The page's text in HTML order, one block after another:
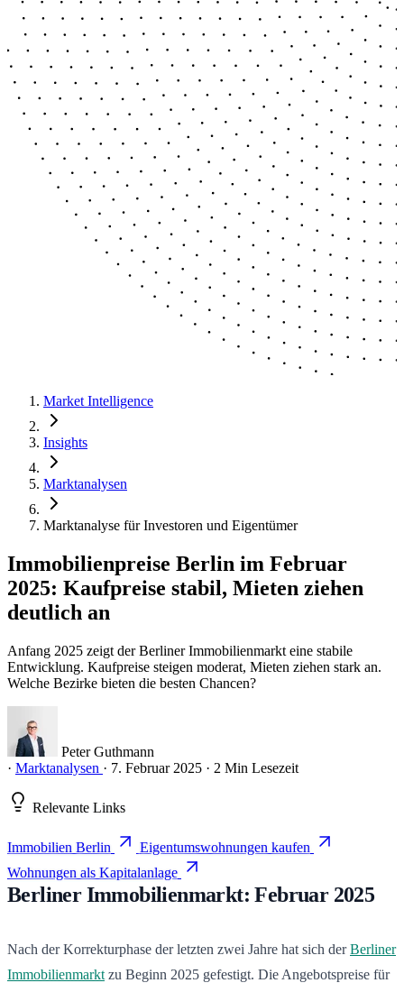
Market Intelligence
Insights
Marktanalysen
Marktanalyse für Investoren und Eigentümer
Immobilienpreise Berlin im Februar
2025: Kaufpreise stabil, Mieten ziehen
deutlich an
Anfang 2025 zeigt der Berliner Immobilienmarkt eine stabile
Entwicklung. Kaufpreise steigen moderat, Mieten ziehen stark an.
Welche Bezirke bieten die besten Chancen?
Peter Guthmann
· Marktanalysen · 7. Februar 2025 · 2 Min Lesezeit
Relevante Links
Immobilien Berlin
Eigentumswohnungen kaufen
Wohnungen als Kapitalanlage
Berliner Immobilienmarkt: Februar 2025
Nach der Korrekturphase der letzten zwei Jahre hat sich derBerliner
Immobilienmarkt zu Beginn 2025 gefestigt. Die Angebotspreise für